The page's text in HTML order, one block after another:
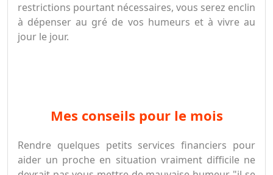
restrictions pourtant nécessaires, vous serez enclin
à dépenser au gré de vos humeurs et à vivre au
jour le jour.
mes conseils pour le mois
Rendre quelques petits services financiers pour
aider un proche en situation vraiment difficile ne